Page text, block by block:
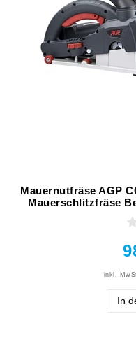
Mauernutfräse AGP
Mauerschlitzfräse
inkl.
In